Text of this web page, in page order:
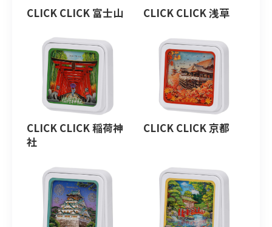
CLICK CLICK 富士山 CLICK CLICK 浅草
CLICK CLICK 稲荷神
社
CLICK CLICK 京都